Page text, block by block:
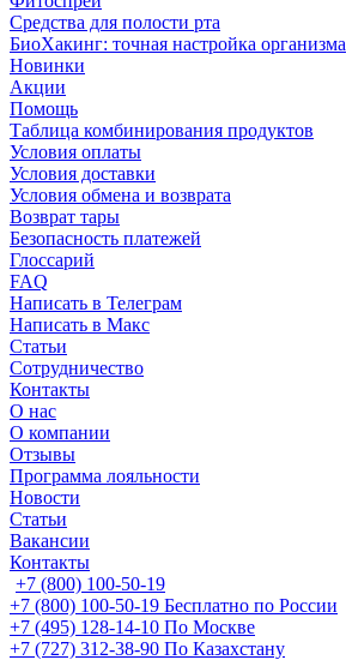
Средства для полости рта
БиоХакинг: точная настройка организма
Новинки
Акции
Помощь
Таблица комбинирования продуктов
Условия оплаты
Условия доставки
Условия обмена и возврата
Возврат тары
Безопасность платежей
Глоссарий
FAQ
Написать в Телеграм
Написать в Макс
Статьи
Сотрудничество
Контакты
О нас
О компании
Отзывы
Программа лояльности
Новости
Статьи
Вакансии
Контакты
+7 (800) 100-50-19
+7 (800) 100-50-19 Бесплатно по России
+7 (495) 128-14-10 По Москве
+7 (727) 312-38-90 По Казахстану